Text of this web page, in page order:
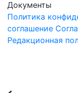
Документы
Политика
соглашение
Редакционная